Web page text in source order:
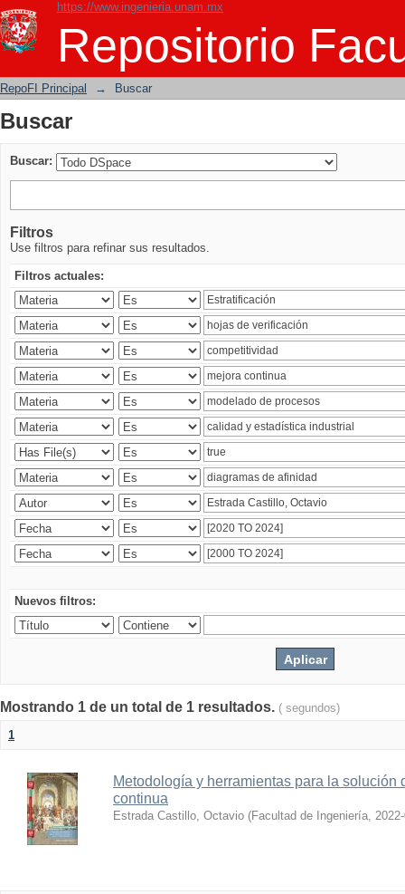
https://www.ingenieria.unam.mx
Repositorio
Buscar
RepoFI Principal → Buscar
Buscar
Buscar:
Filtros
Use filtros para refinar sus resultados.
Filtros actuales:
Nuevos filtros:
Mostrando 1 de un total de 1 resultados. ( segundos)
1
Metodología y herramientas para la solución
continua
Estrada Castillo, Octavio (Facultad de Ingeniería,